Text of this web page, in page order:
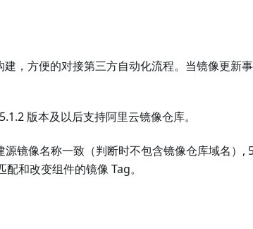
，方便的对接第三方自动化流程。当镜像更新
版本及以后支持阿里云镜像仓库。
镜像名称一致（判断时不包含镜像仓库域名）,
和改变组件的镜像 Tag。